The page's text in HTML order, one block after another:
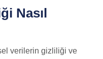
Nasıl
verilerin gizliliği ve